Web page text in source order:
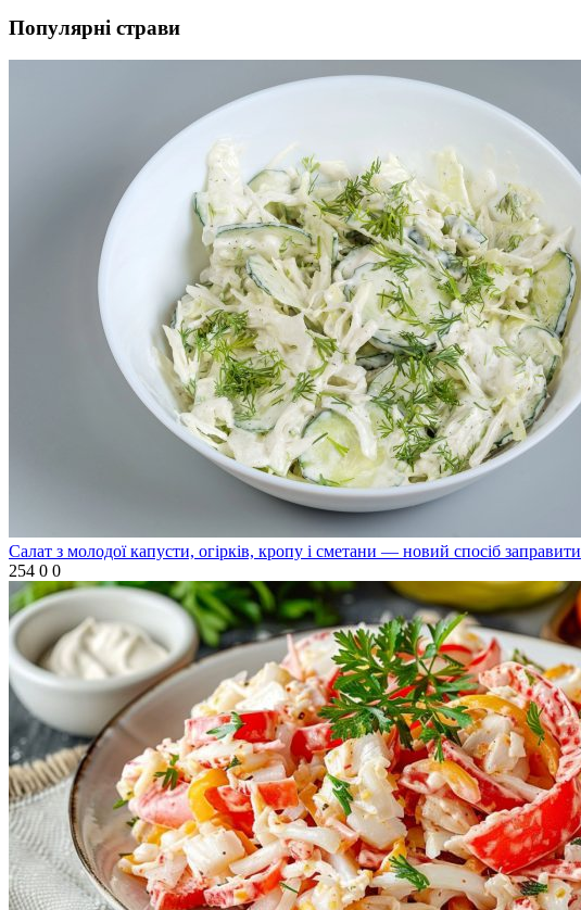
Популярні страви
Салат з молодої капусти, огірків, кропу і сметани — новий спосіб заправити
254 0 0